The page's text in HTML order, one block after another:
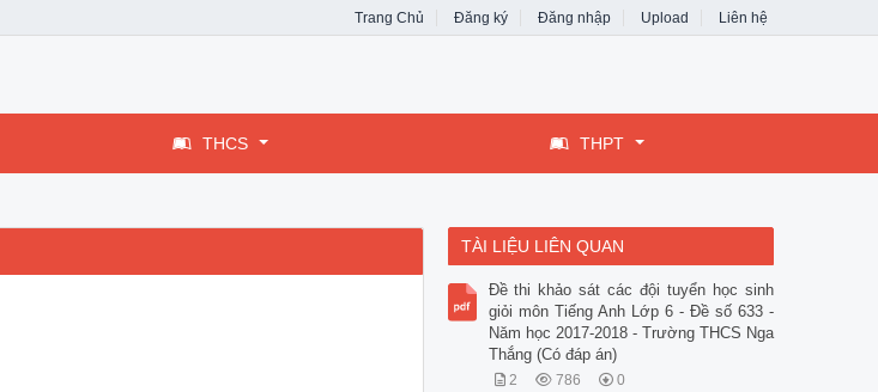
Trang Chủ Đăng ký Đăng nhập Upload Liên hệ
THCS THPT
TÀI LIỆU LIÊN QUAN
Đề thi khảo sát các đội tuyển học sinh
giỏi môn Tiếng Anh Lớp 6 - Đề số 633 -
Năm học 2017-2018 - Trường THCS Nga
Thắng (Có đáp án)
2 786 0